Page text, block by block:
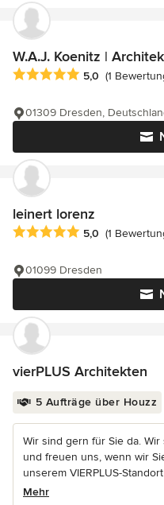
W.A.J. Koenitz |
Durchschnittliche
5,0 (1
01309 Dresden,
leinert lorenz
Durchschnittliche
5,0 (1
01099 Dresden
vierPLUS Architekten
5 Aufträge über Houzz
Wir sind gern für Sie da.
und freuen uns, wenn wir
unserem VIERPLUS-
Mehr